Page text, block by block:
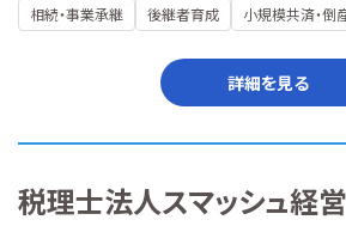
相続・事業承継
後継者育成 小規模共済・倒
詳細を見る
税理士法人スマッシュ経営